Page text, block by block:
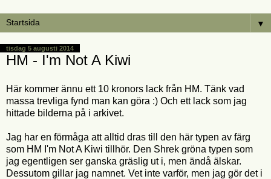
▼
tisdag 5 augusti 2014
HM - I'm Not A Kiwi
Här kommer ännu ett 10 kronors lack från HM. Tänk vad
massa trevliga fynd man kan göra :) Och ett lack som jag
hittade bilderna på i arkivet.
Jag har en förmåga att alltid dras till den här typen av färg
som HM I'm Not A Kiwi tillhör. Den Shrek gröna typen som
jag egentligen ser ganska gräslig ut i, men ändå älskar.
Dessutom gillar jag namnet. Vet inte varför, men jag gör det i